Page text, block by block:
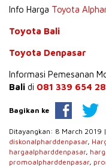
Info Harga Toyota
Toyota Bali
Toyota Denpasar
Informasi Pemesanan
Bali di 081 339 654
Bagikan ke
Ditayangkan: 8 March 2019
diskonalpharddenpasar,
hargaalpharddenpasar,
promoalpharddenpasar,